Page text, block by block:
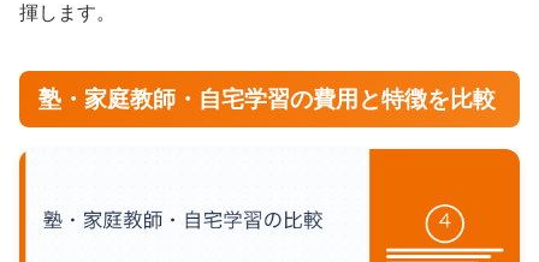
揮します。
塾・家庭教師・自宅学習の費用と特徴を比較